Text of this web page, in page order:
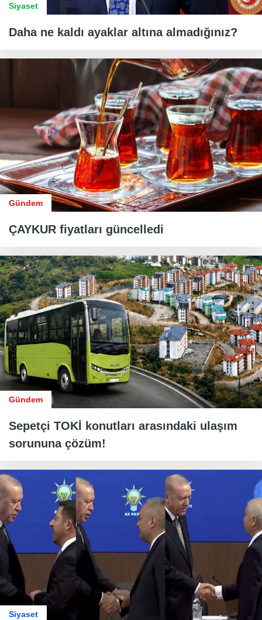
Siyaset
Daha ne kaldı ayaklar altına almadığınız?
Gündem
ÇAYKUR fiyatları güncelledi
Gündem
Sepetçi TOKİ konutları arasındaki ulaşım
sorununa çözüm!
Siyaset